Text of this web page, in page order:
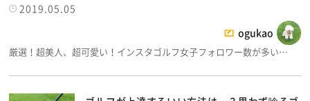
2019.05.05
ogukao
厳選！超美人、超可愛い！インスタゴルフ女子フォロワー数が多い…